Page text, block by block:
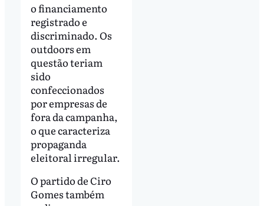
o financiamento
registrado e
discriminado. Os
outdoors em
questão teriam
sido
confeccionados
por empresas de
fora da campanha,
o que caracteriza
propaganda
eleitoral irregular.
O partido de Ciro
Gomes também